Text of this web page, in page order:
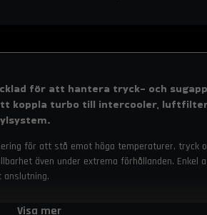
för att hantera tryck- och
koppla turbo till intercooler,
för att stå emot höga temperaturer, tryck
även under extrema förhållanden. Enkel
anslutning.
Visa mer